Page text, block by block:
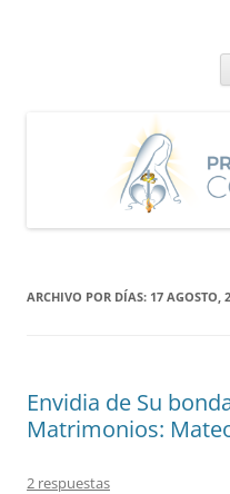
ARCHIVO POR DÍAS: 17 AGOSTO,
Envidia de Su
Matrimonios:
2 respuestas